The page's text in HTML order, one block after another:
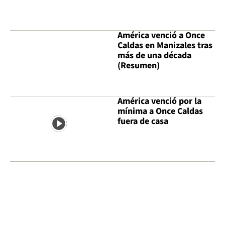
América venció a Once
Caldas en Manizales tras
más de una década
(Resumen)
América venció por la
mínima a Once Caldas
fuera de casa